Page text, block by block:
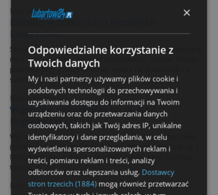
Nieruchomości
Działka w budowlana niedaleko
Lubartowa
Sprzedam działkę budowlaną o powierzchni 14a, położoną
na trasie Lubartów - Firlej, w miejscowości Trojnia. Działka
położona przy drodze głównej, media na działce lub na
sąsiedniej...cena: 120000 zł
Nieruchomości
Wynajmę mieszkanie na ul. Ks.J.
Popiełuszki od 1 s
Wynajmę mieszkanie na ul. Ks.J.Popiełuszki w Lubartowie
(blisko szkoły podstawowej, Topazu, kościoła, szpitala itp.)
Mieszkanie dwupokojowe, z oddzielną kuchnią, łazienką,
toaletą, z...
Nieruchomości
×
Odpowiedzialne korzystanie z
Twoich danych
My i nasi partnerzy używamy plików cookie i
podobnych technologii do przechowywania i
uzyskiwania dostępu do informacji na Twoim
urządzeniu oraz do przetwarzania danych
osobowych, takich jak Twój adres IP, unikalne
identyfikatory i dane przeglądania, w celu
wyświetlania spersonalizowanych reklam i
treści, pomiaru reklam i treści, analizy
odbiorców oraz ulepszania usług. Dostawcy
stron trzecich (1884)mogą również przetwarzać